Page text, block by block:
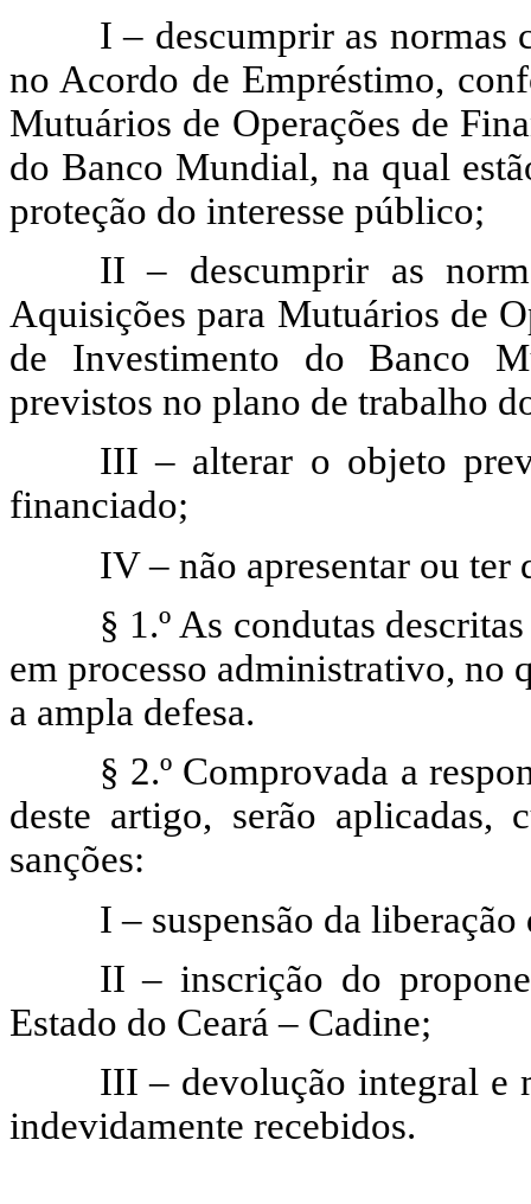
I – descumprir as normas
no Acordo de Empréstimo,
Mutuários de Operações de
do Banco Mundial, na qual
proteção do interesse público;
II – descumprir as
Aquisições para Mutuários de
de Investimento do Banco
previstos no plano de trabalho
III – alterar o objeto
financiado;
IV – não apresentar ou ter
§ 1.º As condutas
em processo administrativo, no
a ampla defesa.
§ 2.º Comprovada a
deste artigo, serão aplicadas,
sanções:
I – suspensão da liberação
II – inscrição do
Estado do Ceará – Cadine;
III – devolução integral e
indevidamente recebidos.